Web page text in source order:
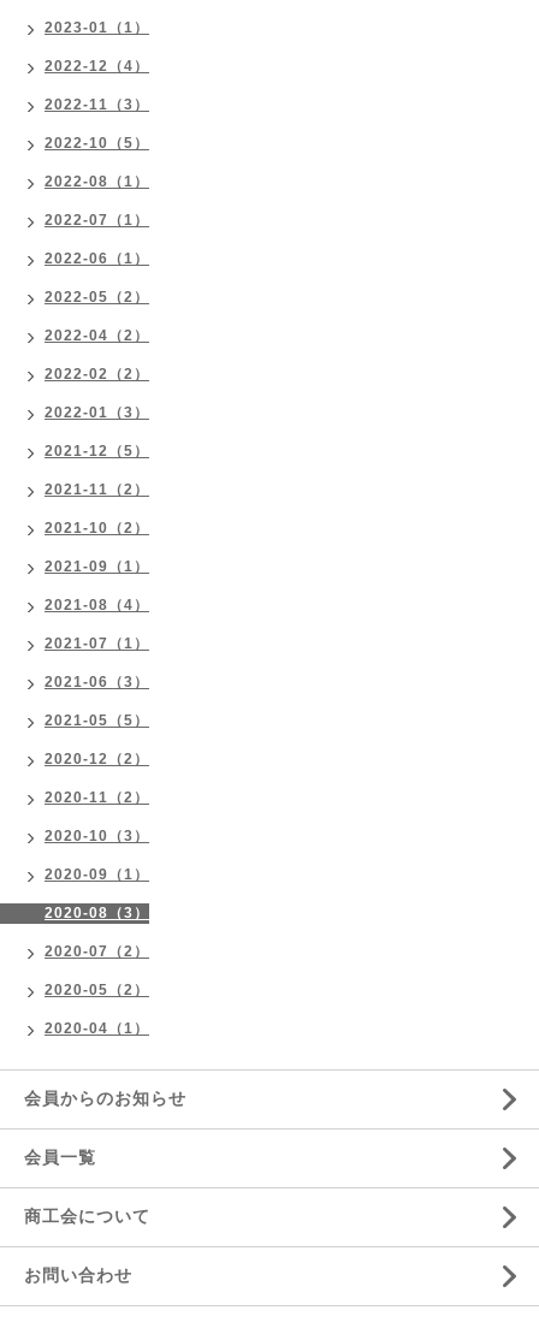
2023-01（1）
2022-12（4）
2022-11（3）
2022-10（5）
2022-08（1）
2022-07（1）
2022-06（1）
2022-05（2）
2022-04（2）
2022-02（2）
2022-01（3）
2021-12（5）
2021-11（2）
2021-10（2）
2021-09（1）
2021-08（4）
2021-07（1）
2021-06（3）
2021-05（5）
2020-12（2）
2020-11（2）
2020-10（3）
2020-09（1）
2020-08（3）
2020-07（2）
2020-05（2）
2020-04（1）
会員からのお知らせ
会員一覧
商工会について
お問い合わせ